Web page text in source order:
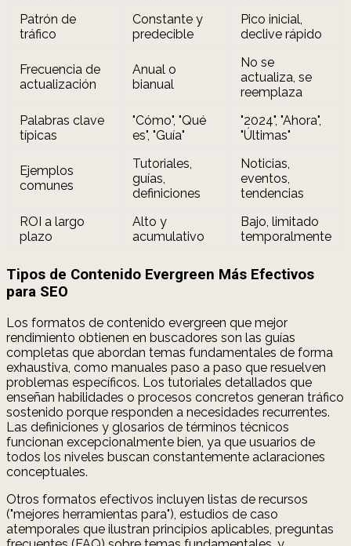
Patrón de
tráfico
Constante y
predecible
Pico inicial,
declive rápido
Frecuencia de
actualización
Anual o
bianual
No se
actualiza, se
reemplaza
Palabras clave
típicas
"Cómo", "Qué
es", "Guía"
"2024", "Ahora",
"Últimas"
Ejemplos
comunes
Tutoriales,
guías,
definiciones
Noticias,
eventos,
tendencias
ROI a largo
plazo
Alto y
acumulativo
Bajo, limitado
temporalmente
Tipos de Contenido Evergreen Más Efectivos
para SEO
Los formatos de contenido evergreen que mejor
rendimiento obtienen en buscadores son las guías
completas que abordan temas fundamentales de forma
exhaustiva, como manuales paso a paso que resuelven
problemas específicos. Los tutoriales detallados que
enseñan habilidades o procesos concretos generan tráfico
sostenido porque responden a necesidades recurrentes.
Las definiciones y glosarios de términos técnicos
funcionan excepcionalmente bien, ya que usuarios de
todos los niveles buscan constantemente aclaraciones
conceptuales.
Otros formatos efectivos incluyen listas de recursos
("mejores herramientas para"), estudios de caso
atemporales que ilustran principios aplicables, preguntas